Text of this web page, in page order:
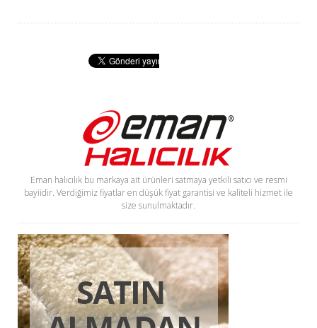
Eman halıcılık bu markaya ait ürünleri satmaya yetkili satıcı ve resmi
bayiidir. Verdiğimiz fiyatlar en düşük fiyat garantisi ve kaliteli hizmet ile
size sunulmaktadır.